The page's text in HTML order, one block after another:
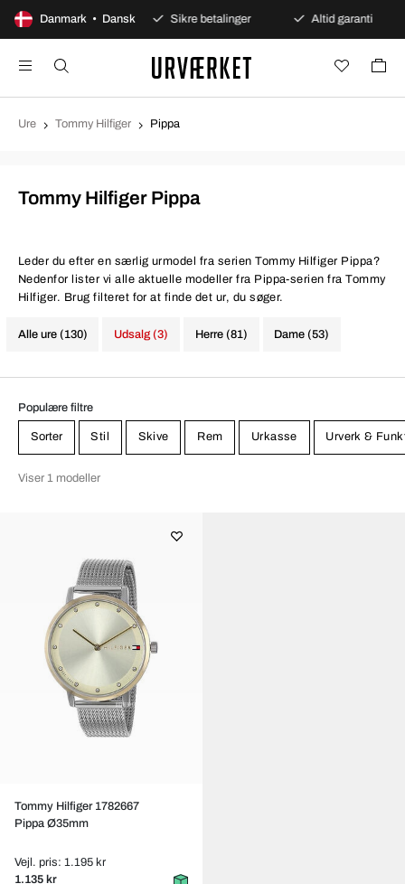
Danmark • Dansk
dages åbent køb Sikre betalinger Altid garanti
Ure Tommy Hilfiger Pippa
Tommy Hilfiger Pippa
Leder du efter en særlig urmodel fra serien Tommy Hilfiger Pippa?
Nedenfor lister vi alle aktuelle modeller fra Pippa-serien fra Tommy
Hilfiger. Brug filteret for at finde det ur, du søger.
Alle ure (130) Herre (81) Dame (53)
Udsalg (3)
Populære filtre
Sorter Stil Skive Rem Urkasse Urverk &
Viser 1 modeller
Tommy Hilfiger 1782667
Pippa Ø35mm
Vejl. pris: 1.195 kr
1.135 kr